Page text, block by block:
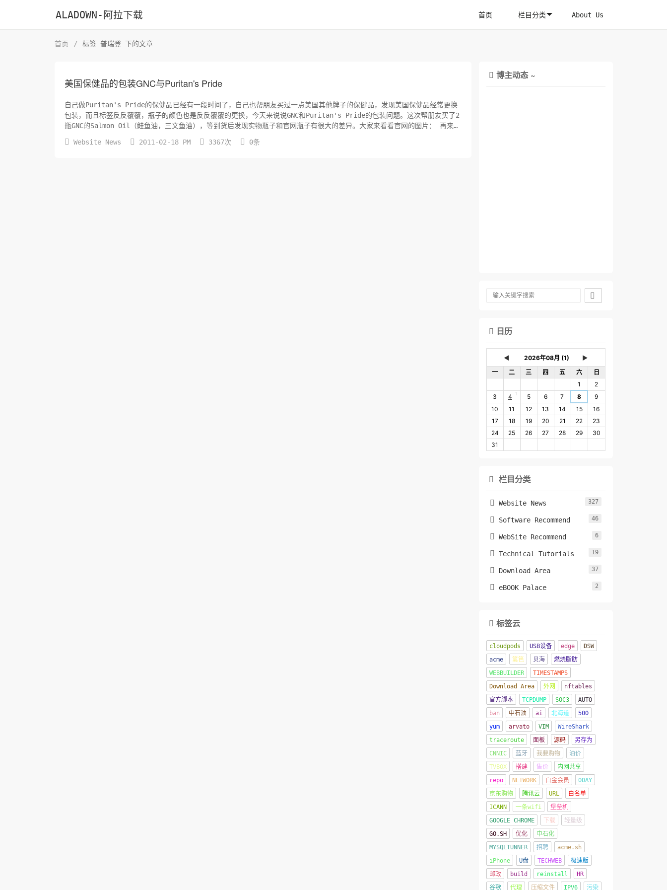
ALADOWN-阿拉下载 首页 栏目分类 About Us
首页 / 标签 普瑞登 下的文章
美国保健品的包装GNC与Puritan's Pride
自己做Puritan's Pride的保健品已经有一段时间了，自己也帮朋友买过一点美国其他牌子的保健品，发现美国保健品经常更换
包装，而且标签反反覆覆，瓶子的颜色也是反反覆覆的更换，今天来说说GNC和Puritan's Pride的包装问题。这次帮朋友买了2
瓶GNC的Salmon Oil（鲑鱼油，三文鱼油），等到货后发现实物瓶子和官网瓶子有很大的差异。大家来看看官网的图片： 再来看
 Website News  2011-02-18 PM  3367次  0条
 博主动态 ~

 日历
◄
►
一
二 三 四 五 六
日
1
2
3
4 1 5 6 7 8
9
10
11 12 13 14 15
16
17
18 19 20 21 22
23
24
25 26 27 28 29
30
31
 栏目分类
 Website News 327
 Software Recommend 46
 WebSite Recommend 6
 Technical Tutorials 19
 Download Area 37
 eBOOK Palace 2
 标签云
cloudpods USB设备 edge
DSW
acme
篱笆 贝海
燃烧脂肪
WEBBUILDER
TIMESTAMPS
Download Area
外网
nftables
官方脚本
TCPDUMP SOC3
AUTO
ban
中石油 ai 北海道
500
yum
arvato VIM
WireShark
traceroute
面板 源码
另存为
CNNIC
蓝牙 我要购物
油价
TVBOX
搭建 售价
内网共享
repo
NETWORK 白金会员
0DAY
京东购物
腾讯云 URL
白名单
ICANN
一条wifi
堡垒机
GOOGLE CHROME
下载
轻量级
GO.SH
优化
中石化
MYSQLTUNNER
招聘
acme.sh
iPhone
U盘 TECHWEB
极速版
邮政
build reinstall
HR
谷歌
代理 压缩文件 IPV6 污染